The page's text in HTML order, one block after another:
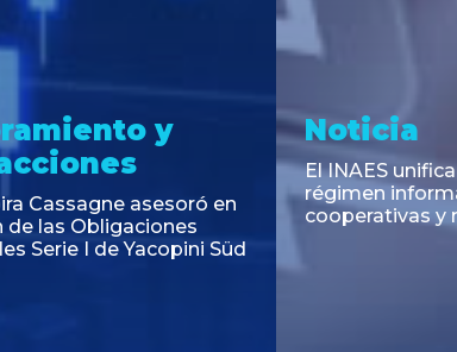
y
Cassagne asesoró en
de las Obligaciones
Serie I de Yacopini Süd
Noticia
El INAES
régimen
cooperativas y